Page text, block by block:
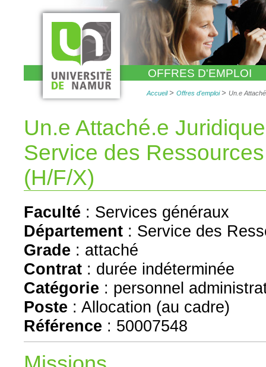
navigation
OFFRES D'EMPLOI
Accueil > Offres d'emploi > Un.e
Un.e Attaché.e
Service des
(H/F/X)
Faculté : Services généraux
Département : Service des
Grade : attaché
Contrat : durée indéterminée
Catégorie : personnel
Poste : Allocation (au cadre)
Référence : 50007548